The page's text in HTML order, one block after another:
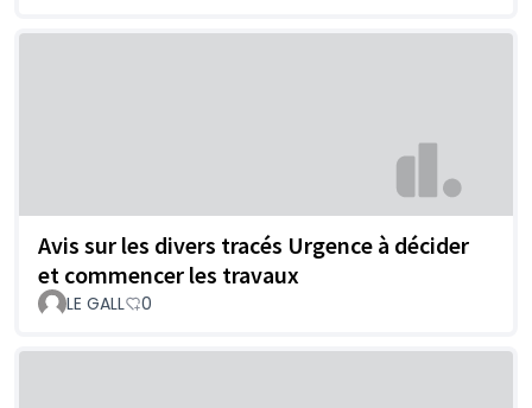
Avis sur les divers tracés Urgence à décider
et commencer les travaux
LE GALL 0